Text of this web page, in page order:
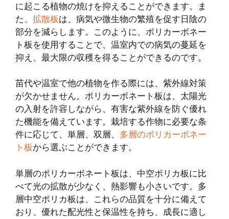
に起こる植物の焼けを抑えることができます。ま
た、 拡散板は、病気や微生物の繁殖を促す日陰の
部分を減らします。このように、ポリカーボネー
ト板を使用することで、温室内での病気の蔓延を
抑え、最大限の収穫を得ることができるのです。
苗代や温室で他の植物を作る際には、紫外線対策
が欠かせません。ポリカーボネート板は、太陽光
の入射を許容しながら、有害な紫外線を防ぐ優れ
た機能を備えています。栽培する作物に必要な条
件に応じて、単層、双層、 多層のポリカーボネー
ト板から選ぶことができます。
単層のポリカーボネート板は、中空ポリカ板に比
べて光の拡散が少なく、熱影響も小さいです。多
層中空ポリカ板は、これらの品質を十分に備えて
おり、優れた配光性と保温性を持ち、成長に適し